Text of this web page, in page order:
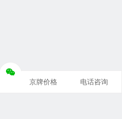
京牌价格 电话咨询